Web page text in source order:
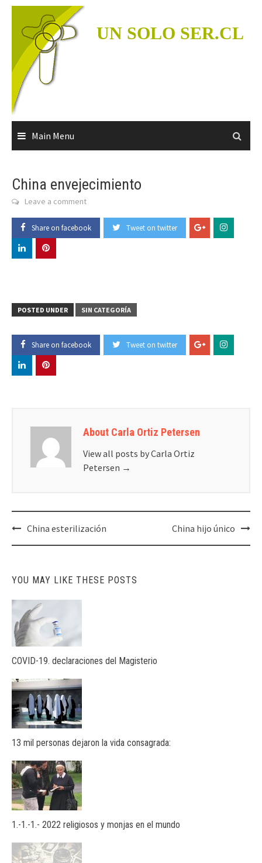
Skip
content
UN SOLO SER.CL
Main Menu
China envejecimiento
Leave a comment
Share on facebook Tweet on twitter
POSTED UNDER SIN CATEGORÍA
Share on facebook Tweet on twitter
About Carla Ortiz Petersen
View all posts by Carla Ortiz
Petersen →
Post
navigation
China esterilización China hijo único
YOU MAY LIKE THESE POSTS
COVID-19. declaraciones del Magisterio
13 mil personas dejaron la vida consagrada:
1.-1.-1.- 2022 religiosos y monjas en el mundo